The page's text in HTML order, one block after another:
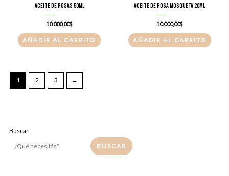
Buscar
BUSCAR
Aceite de rosas 50ml
Valorado
con
0
de
5
10.000,00$
AÑADIR AL CARRITO
Aceite de rosa mosqueta 20ml
Valorado
con
0
de
5
10.000,00$
AÑADIR AL CARRITO
1 2 3 →